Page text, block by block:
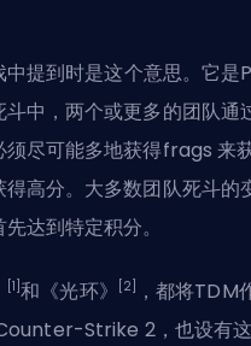
提到时是这个意思。它是
中，两个或更多的团队通
尽可能多地获得frags来
高分。大多数团队死斗的
达到特定积分。
[1]和《光环》 [2]
，都将TDM
Strike 2，也设有